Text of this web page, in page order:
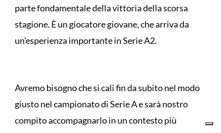
parte fondamentale della vittoria della scorsa
stagione. È un giocatore giovane, che arriva da
un'esperienza importante in Serie A2.
Avremo bisogno che si cali fin da subito nel modo
giusto nel campionato di Serie A e sarà nostro
compito accompagnarlo in un contesto più